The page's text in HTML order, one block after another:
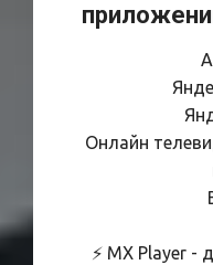
Онлайн
⚡️ MX Player